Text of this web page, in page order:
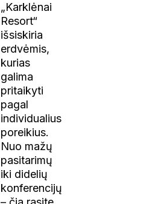
„Karklėnai
Resort“
išsiskiria
erdvėmis,
kurias
galima
pritaikyti
pagal
individualius
poreikius.
Nuo mažų
pasitarimų
iki didelių
konferencijų